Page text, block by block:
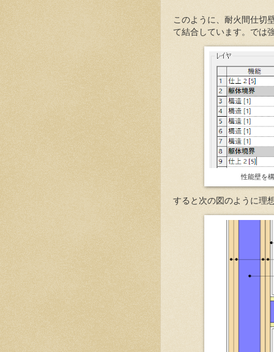
このように、耐火間仕切
て結合しています。では
性能壁を
すると次の図のように理